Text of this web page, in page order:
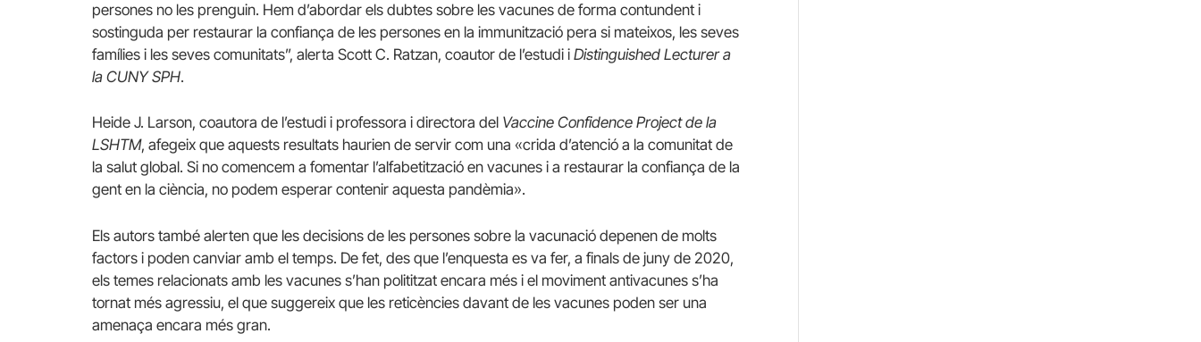
persones no les prenguin. Hem d’abordar els dubtes sobre les vacunes de forma contundent i
sostinguda per restaurar la confiança de les persones en la immunització pera si mateixos, les seves
famílies i les seves comunitats”, alerta Scott C. Ratzan, coautor de l’estudi i Distinguished Lecturer a
la CUNY SPH.
Heide J. Larson, coautora de l’estudi i professora i directora del Vaccine Confidence Project de la
LSHTM, afegeix que aquests resultats haurien de servir com una «crida d’atenció a la comunitat de
la salut global. Si no comencem a fomentar l’alfabetització en vacunes i a restaurar la confiança de la
gent en la ciència, no podem esperar contenir aquesta pandèmia».
Els autors també alerten que les decisions de les persones sobre la vacunació depenen de molts
factors i poden canviar amb el temps. De fet, des que l’enquesta es va fer, a finals de juny de 2020,
els temes relacionats amb les vacunes s’han polititzat encara més i el moviment antivacunes s’ha
tornat més agressiu, el que suggereix que les reticències davant de les vacunes poden ser una
amenaça encara més gran.